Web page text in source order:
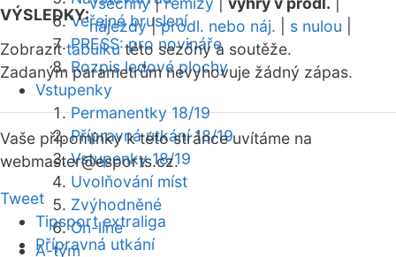
Veřejné bruslení
PRESS: pro novináře
Rozpis ledové plochy
Vstupenky
Permanentky 18/19
Přípravná utkání 18/19
Vstupenky 18/19
Uvolňování míst
Zvýhodněné
On-line
A-tým
VÝSLEDKY:
nájezdy|prodl. nebo náj. s nulou
Zobrazittabulkutéto sezóny a soutěže.
Zadaným parametrům nevyhovuje žádný zápas.
Vaše připomínky k této stránce uvítáme na
webmaster@esports.cz.
Tweet
Tipsport extraliga
Přípravná utkání